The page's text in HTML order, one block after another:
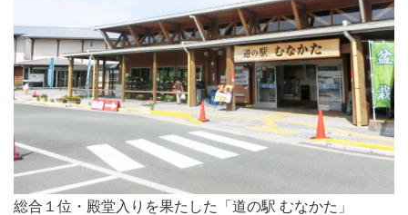
総合１位・殿堂入りを果たした「道の駅 むなかた」